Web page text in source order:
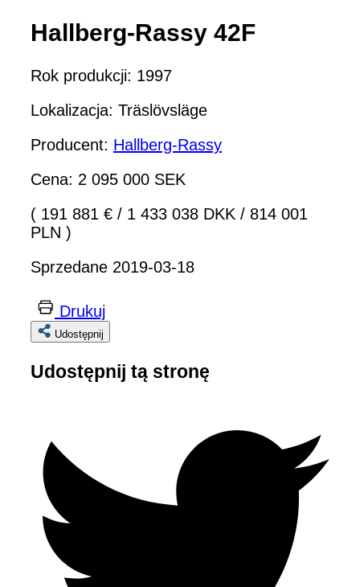
Hallberg-Rassy 42F
Rok produkcji: 1997
Lokalizacja: Träslövsläge
Producent: Hallberg-Rassy
Cena: 2 095 000 SEK
( 191 881 € / 1 433 038 DKK / 814 001
PLN )
Sprzedane 2019-03-18
Drukuj
Udostępnij
Udostępnij tą stronę